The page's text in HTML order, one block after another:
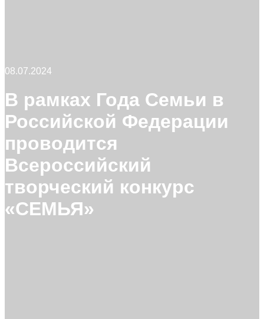
08.07.2024
В рамках Года Семьи в
Российской Федерации
проводится
Всероссийский
творческий конкурс
«СЕМЬЯ»